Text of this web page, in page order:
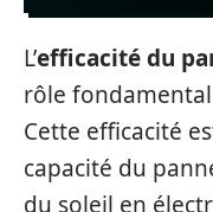
L’efficacité du
rôle
Cette efficacité
capacité du
du soleil en